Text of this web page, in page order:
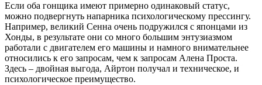
Если оба гонщика имеют примерно одинаковый статус,
можно подвергнуть напарника психологическому прессингу.
Например, великий Сенна очень подружился с японцами из
Хонды, в результате они со много большим энтузиазмом
работали с двигателем его машины и намного внимательнее
относились к его запросам, чем к запросам Алена Проста.
Здесь – двойная выгода, Айртон получал и техническое, и
психологическое преимущество.